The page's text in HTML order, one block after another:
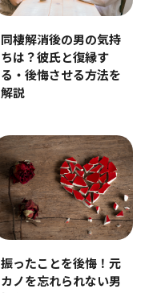
同棲解消後の男の気持
ちは？彼氏と復縁す
る・後悔させる方法を
解説
振ったことを後悔！元
カノを忘れられない男